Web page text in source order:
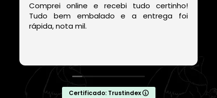
Comprei online e recebi tudo certinho!
Tudo bem embalado e a entrega foi
rápida, nota mil.
Certificado: Trustindex